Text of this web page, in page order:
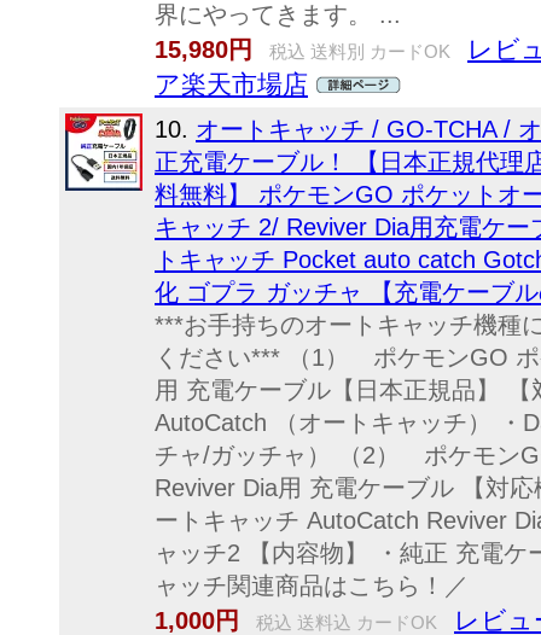
界にやってきます。 ...
15,980円
税込 送料別 カードOK
レビ
ア楽天市場店
10. オートキャッチ / GO-TCHA /
正充電ケーブル！ 【日本正規代理
料無料】 ポケモンGO ポケットオ
キャッチ 2/ Reviver Dia用充電ケ
トキャッチ Pocket auto catch
化 ゴプラ ガッチャ 【充電ケーブ
***お手持ちのオートキャッチ機種
ください*** （1） ポケモンGO
用 充電ケーブル【日本正規品】
AutoCatch （オートキャッチ） ・
チャ/ガッチャ） （2） ポケモン
Reviver Dia用 充電ケーブル 【対
ートキャッチ AutoCatch Reviver
ャッチ2 【内容物】 ・純正 充電
ャッチ関連商品はこち
1,000円
税込 送料込 カードOK レビュ